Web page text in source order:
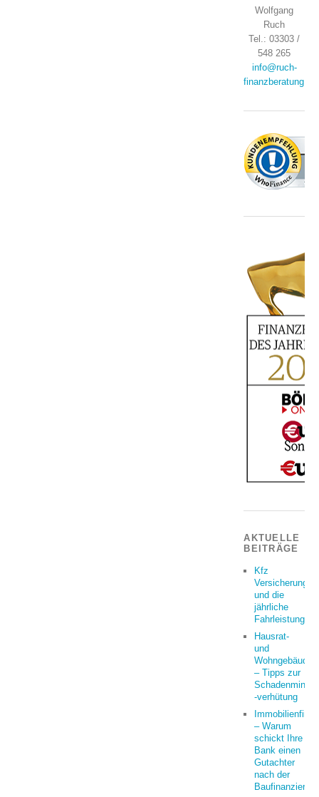
Wolfgang
Ruch
Tel.: 03303 /
548 265
info@ruch-
finanzberatung.de
AKTUELLE
BEITRÄGE
Kfz
Versicherung
und die
jährliche
Fahrleistung
Hausrat-
und
– Tipps zur
-verhütung
– Warum
schickt Ihre
Bank einen
Gutachter
nach der